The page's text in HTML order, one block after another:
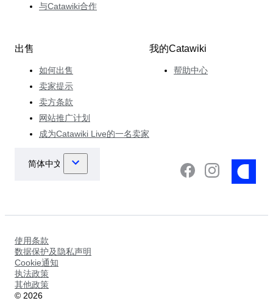
与Catawiki合作
出售
如何出售
卖家提示
卖方条款
网站推广计划
成为Catawiki Live的一名卖家
我的Catawiki
帮助中心
使用条款
数据保护及隐私声明
Cookie通知
执法政策
其他政策
© 2026